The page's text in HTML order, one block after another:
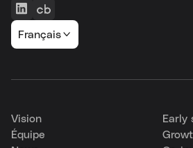
Français
Vision
Équipe
Early